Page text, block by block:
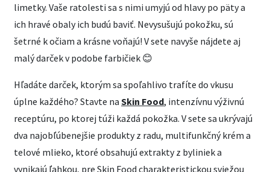
limetky. Vaše ratolesti sa s nimi umyjú od hlavy po päty a
ich hravé obaly ich budú baviť. Nevysušujú pokožku, sú
šetrné k očiam a krásne voňajú! V sete navyše nájdete aj
malý darček v podobe farbičiek 😊
Hľadáte darček, ktorým sa spoľahlivo trafíte do vkusu
úplne každého? Stavte na Skin Food, intenzívnu výživnú
receptúru, po ktorej túži každá pokožka. V sete sa ukrývajú
dva najobľúbenejšie produkty z radu, multifunkčný krém a
telové mlieko, ktoré obsahujú extrakty z byliniek a
vynikajú ľahkou, pre Skin Food charakteristickou sviežou